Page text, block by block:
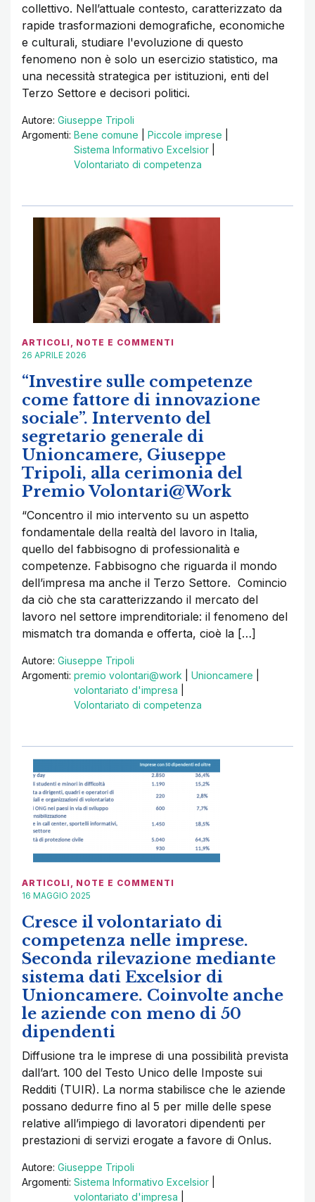
collettivo. Nell’attuale contesto, caratterizzato da
rapide trasformazioni demografiche, economiche
e culturali, studiare l'evoluzione di questo
fenomeno non è solo un esercizio statistico, ma
una necessità strategica per istituzioni, enti del
Terzo Settore e decisori politici.
Autore: Giuseppe Tripoli
Argomenti: Bene comune Piccole imprese
Sistema Informativo Excelsior
Volontariato di competenza
ARTICOLI , NOTE E COMMENTI
26 APRILE 2026
“Investire sulle competenze
come fattore di innovazione
sociale”. Intervento del
segretario generale di
Unioncamere, Giuseppe
Tripoli, alla cerimonia del
Premio Volontari@Work
“Concentro il mio intervento su un aspetto
fondamentale della realtà del lavoro in Italia,
quello del fabbisogno di professionalità e
competenze. Fabbisogno che riguarda il mondo
dell’impresa ma anche il Terzo Settore. Comincio
da ciò che sta caratterizzando il mercato del
lavoro nel settore imprenditoriale: il fenomeno del
mismatch tra domanda e offerta, cioè la […]
Autore: Giuseppe Tripoli
Argomenti: premio volontari@work Unioncamere
volontariato d'impresa
Volontariato di competenza
ARTICOLI , NOTE E COMMENTI
16 MAGGIO 2025
Cresce il volontariato di
competenza nelle imprese.
Seconda rilevazione mediante
sistema dati Excelsior di
Unioncamere. Coinvolte anche
le aziende con meno di 50
dipendenti
Diffusione tra le imprese di una possibilità prevista
dall’art. 100 del Testo Unico delle Imposte sui
Redditi (TUIR). La norma stabilisce che le aziende
possano dedurre fino al 5 per mille delle spese
relative all’impiego di lavoratori dipendenti per
prestazioni di servizi erogate a favore di Onlus.
Autore: Giuseppe Tripoli
Argomenti: Sistema Informativo Excelsior
volontariato d'impresa